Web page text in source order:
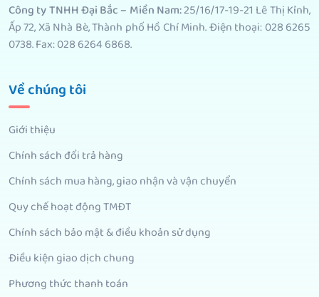
Công ty TNHH Đại Bắc – Miền Nam:25/16/17-19-21 Lê Thị Kỉnh,
Ấp 72, Xã Nhà Bè, Thành phố Hồ Chí Minh. Điện thoại: 028 6265
0738. Fax: 028 6264 6868.
Về chúng tôi
Giới thiệu
Chính sách đổi trả hàng
Chính sách mua hàng, giao nhận và vận chuyển
Quy chế hoạt động TMĐT
Chính sách bảo mật & điều khoản sử dụng
Điều kiện giao dịch chung
Phương thức thanh toán